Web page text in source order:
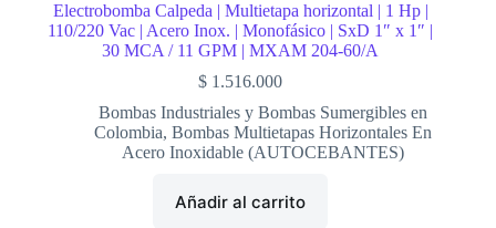
Electrobomba Calpeda | Multietapa horizontal | 1 Hp |
110/220 Vac | Acero Inox. | Monofásico | SxD 1″ x 1″ |
30 MCA / 11 GPM | MXAM 204-60/A
$ 1.516.000
Bombas Industriales y Bombas Sumergibles en
Colombia, Bombas Multietapas Horizontales En
Acero Inoxidable (AUTOCEBANTES)
Añadir al carrito